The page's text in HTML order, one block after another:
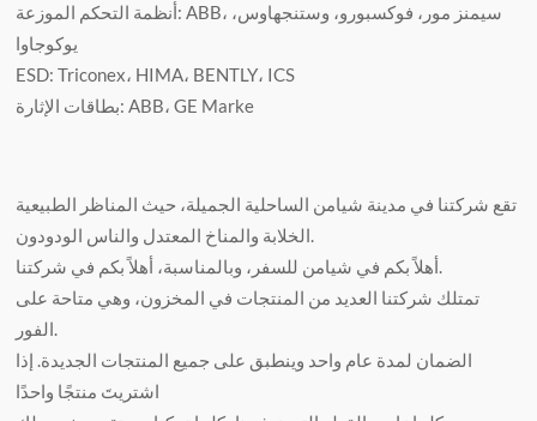
أنظمة التحكم الموزعة: ABB، سيمنز مور، فوكسبورو، وستنجهاوس،
يوكوجاوا
ESD: Triconex، HIMA، BENTLY، ICS
بطاقات الإثارة: ABB، GE Marke
تقع شركتنا في مدينة شيامن الساحلية الجميلة، حيث المناظر الطبيعية
الخلابة والمناخ المعتدل والناس الودودون.
أهلاً بكم في شيامن للسفر، وبالمناسبة، أهلاً بكم في شركتنا.
تمتلك شركتنا العديد من المنتجات في المخزون، وهي متاحة على
الفور.
الضمان لمدة عام واحد وينطبق على جميع المنتجات الجديدة. إذا
اشتريتَ منتجًا واحدًا